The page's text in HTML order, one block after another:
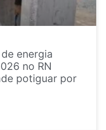
de energia
no RN
potiguar por